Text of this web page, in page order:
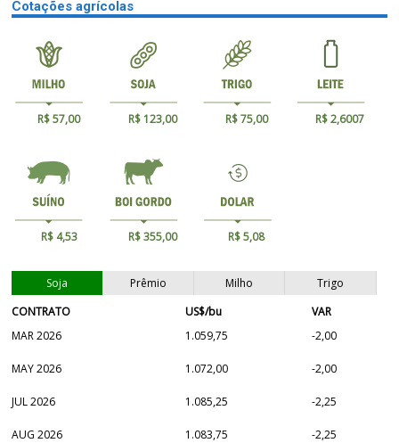
Cotações agrícolas
R$ 57,00 R$ 123,00 R$ 75,00 R$ 2,6007
R$ 4,53 R$ 355,00 R$ 5,08
Soja Prêmio Milho
Trigo
CONTRATO
US$/bu
VAR
MAR 2026
1.059,75 -2,00
MAY 2026 1.072,00 -2,00
JUL 2026 1.085,25 -2,25
AUG 2026 1.083,75 -2,25